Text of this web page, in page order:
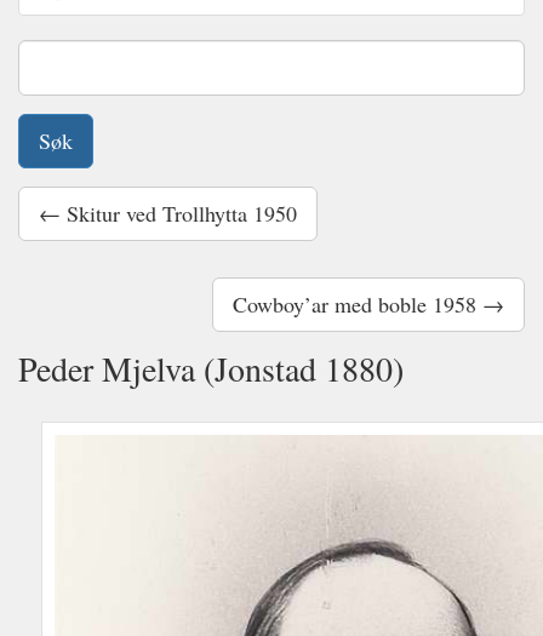
← Skitur ved Trollhytta 1950
Cowboy’ar med boble 1958 →
Peder Mjelva (Jonstad 1880)